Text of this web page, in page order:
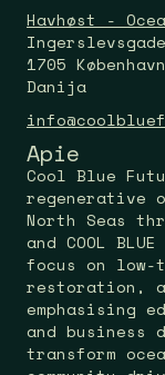
Havhøst -
1705
Danija
Apie
Cool Blue
regenerative
North Seas
and COOL
focus on
restoration,
emphasising
and business
transform